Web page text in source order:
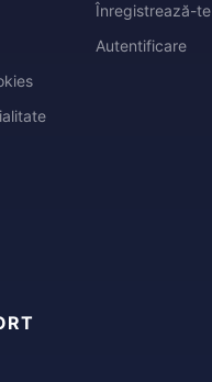
Înregistrează-te
Autentificare